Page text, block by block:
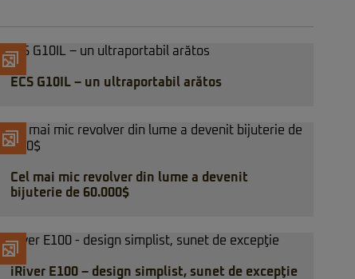
ECS G10IL – un ultraportabil arătos
Cel mai mic revolver din lume a devenit
bijuterie de 60.000$
iRiver E100 – design simplist, sunet de excepţie